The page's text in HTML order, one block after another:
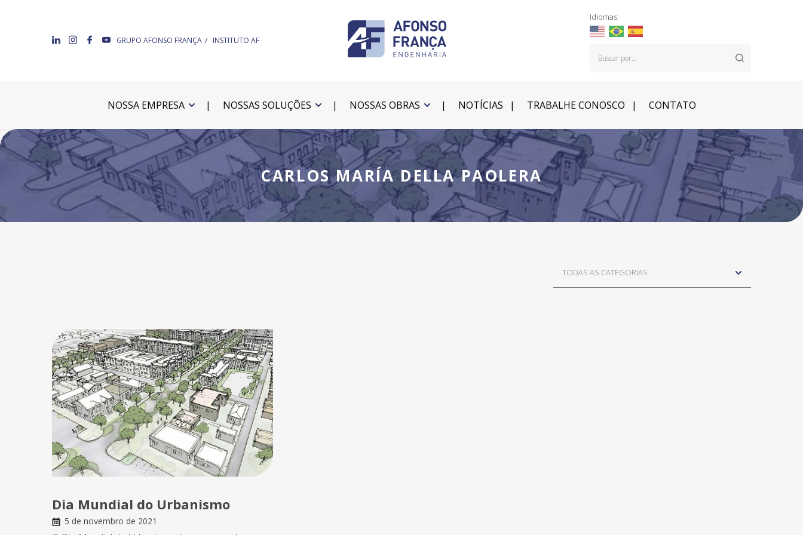
GRUPO AFONSO FRANÇA INSTITUTO AF
Idiomas:
NOSSA EMPRESA NOSSAS SOLUÇÕES NOSSAS OBRAS NOTÍCIAS TRABALHE CONOSCO CONTATO
CARLOS MARÍA DELLA PAOLERA
Dia Mundial do Urbanismo
5 de novembro de 2021